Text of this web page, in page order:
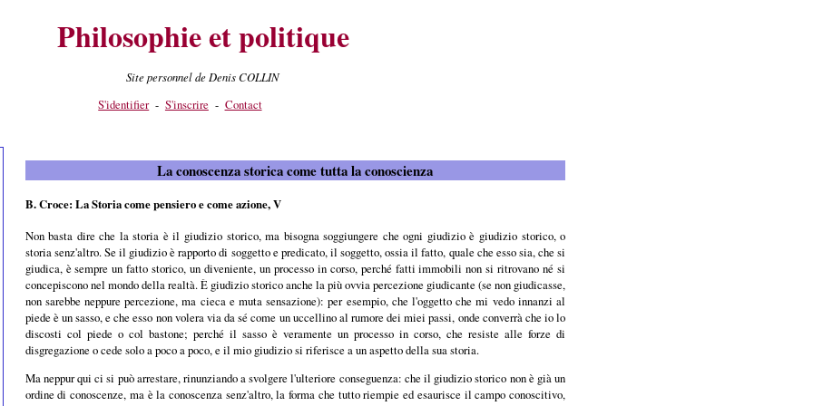
Philosophie et politique
Site personnel de Denis COLLIN
S'identifier - S'inscrire - Contact
La conoscenza storica come tutta la conoscienza
B. Croce: La Storia come pensiero e come azione, V
Non basta dire che la storia è il giudizio storico, ma bisogna soggiungere che ogni giudizio è giudizio storico, o
storia senz'altro. Se il giudizio è rapporto di soggetto e predi­cato, il soggetto, ossia il fatto, quale che esso sia, che si
giu­dica, è sempre un fatto storico, un diveniente, un processo in corso, perché fatti immobili non si ritrovano né si
concepi­scono nel mondo della realtà. È giudizio storico anche la più ovvia percezione giudicante (se non giudicasse,
non sarebbe neppure percezione, ma cieca e muta sensazione): per esem­pio, che l'oggetto che mi vedo innanzi al
piede è un sasso, e che esso non volera via da sé come un uccellino al rumore dei miei passi, onde converrà che io lo
discosti col piede o col bastone; perché il sasso è veramente un processo in corso, che resiste alle forze di
disgregazione o cede solo a poco a poco, e il mio giudizio si riferisce a un aspetto della sua storia.
Ma neppur qui ci si può arrestare, rinunziando a svolgere l'ulteriore conseguenza: che il giudizio storico non è già un
ordine di conoscenze, ma è la conoscenza senz'altro, la forma che tutto riempie ed esaurisce il campo conoscitivo,